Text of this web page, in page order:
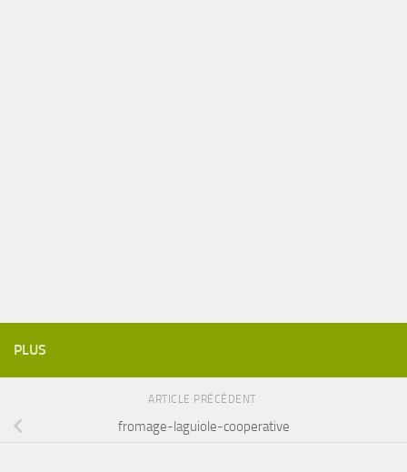
PLUS
ARTICLE PRÉCÉDENT
fromage-laguiole-cooperative